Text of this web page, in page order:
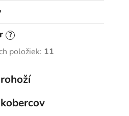
?
položiek: 11